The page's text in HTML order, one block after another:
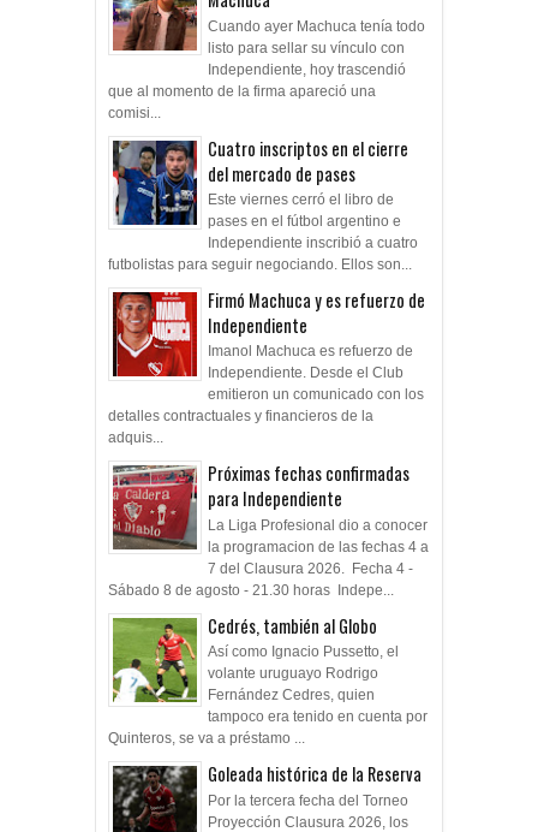
Cuando ayer Machuca tenía todo
listo para sellar su vínculo con
Independiente, hoy trascendió
que al momento de la firma apareció una
comisi...
Cuatro inscriptos en el cierre
del mercado de pases
Este viernes cerró el libro de
pases en el fútbol argentino e
Independiente inscribió a cuatro
futbolistas para seguir negociando. Ellos son...
Firmó Machuca y es refuerzo de
Independiente
Imanol Machuca es refuerzo de
Independiente. Desde el Club
emitieron un comunicado con los
detalles contractuales y financieros de la
adquis...
Próximas fechas confirmadas
para Independiente
La Liga Profesional dio a conocer
la programacion de las fechas 4 a
7 del Clausura 2026. Fecha 4 -
Sábado 8 de agosto - 21.30 horas Indepe...
Cedrés, también al Globo
Así como Ignacio Pussetto, el
volante uruguayo Rodrigo
Fernández Cedres, quien
tampoco era tenido en cuenta por
Quinteros, se va a préstamo ...
Goleada histórica de la Reserva
Por la tercera fecha del Torneo
Proyección Clausura 2026, los